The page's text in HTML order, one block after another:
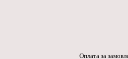
Оплата за